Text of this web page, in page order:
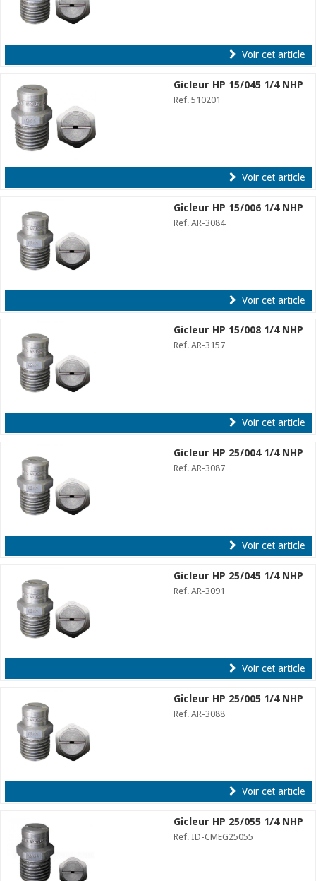
Voir cet article
Gicleur HP 15/045 1/4 NHP
Ref. 510201
Voir cet article
Gicleur HP 15/006 1/4 NHP
Ref. AR-3084
Voir cet article
Gicleur HP 15/008 1/4 NHP
Ref. AR-3157
Voir cet article
Gicleur HP 25/004 1/4 NHP
Ref. AR-3087
Voir cet article
Gicleur HP 25/045 1/4 NHP
Ref. AR-3091
Voir cet article
Gicleur HP 25/005 1/4 NHP
Ref. AR-3088
Voir cet article
Gicleur HP 25/055 1/4 NHP
Ref. ID-CMEG25055